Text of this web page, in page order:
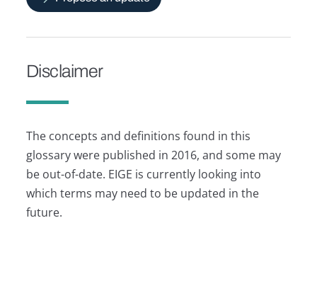
Disclaimer
The concepts and definitions found in this
glossary were published in 2016, and some may
be out-of-date. EIGE is currently looking into
which terms may need to be updated in the
future.